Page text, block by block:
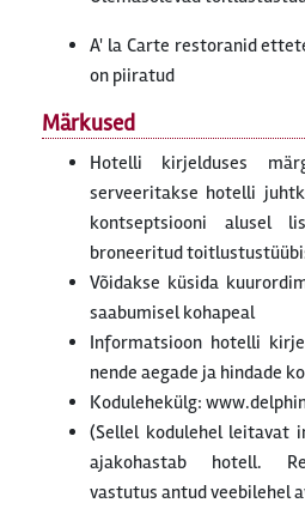
A' la Carte restoranid
on piiratud
Märkused
Hotelli kirjelduses
serveeritakse hotelli
kontseptsiooni alusel
broneeritud
Võidakse küsida
saabumisel kohapeal
Informatsioon hotelli
nende aegade ja hindade
Kodulehekülg:
(Sellel kodulehel leitavat
ajakohastab hotell.
vastutus antud veebilehel